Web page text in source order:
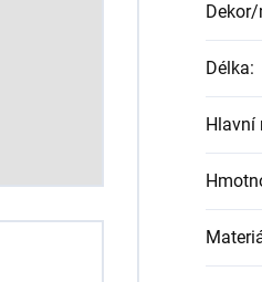
Délka:
Hlavní